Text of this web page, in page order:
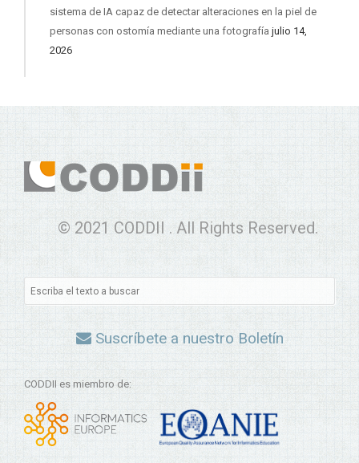
sistema de IA capaz de detectar alteraciones en la piel de
personas con ostomía mediante una fotografía julio 14,
2026
© 2021 CODDII . All Rights Reserved.
Suscríbete a nuestro Boletín
CODDII es miembro de: